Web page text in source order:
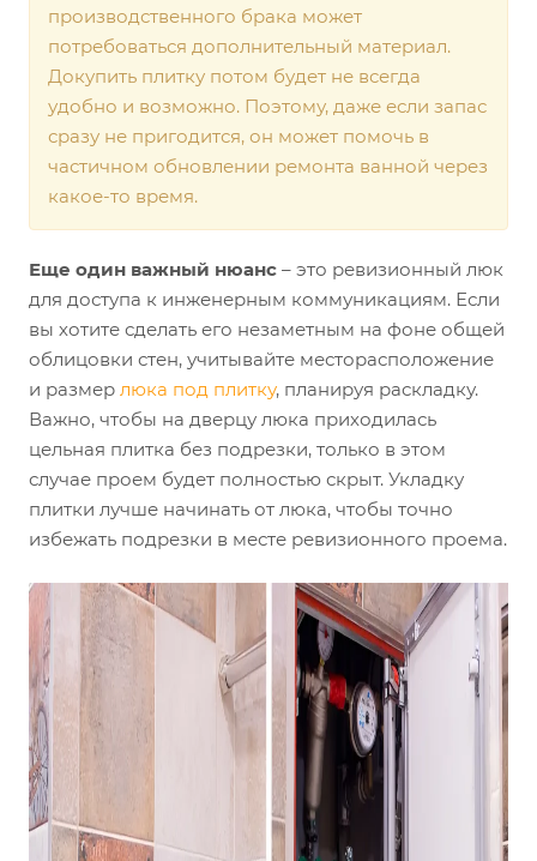
производственного брака может
потребоваться дополнительный материал.
Докупить плитку потом будет не всегда
удобно и возможно. Поэтому, даже если запас
сразу не пригодится, он может помочь в
частичном обновлении ремонта ванной через
какое-то время.
Еще один важный нюанс – это ревизионный люк
для доступа к инженерным коммуникациям. Если
вы хотите сделать его незаметным на фоне общей
облицовки стен, учитывайте месторасположение
и размер люка под плитку, планируя раскладку.
Важно, чтобы на дверцу люка приходилась
цельная плитка без подрезки, только в этом
случае проем будет полностью скрыт. Укладку
плитки лучше начинать от люка, чтобы точно
избежать подрезки в месте ревизионного проема.